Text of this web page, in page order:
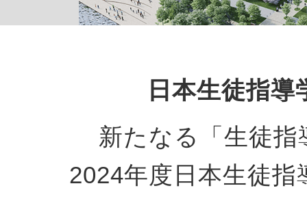
日本生徒指
新たなる「生徒
2024年度日本生徒